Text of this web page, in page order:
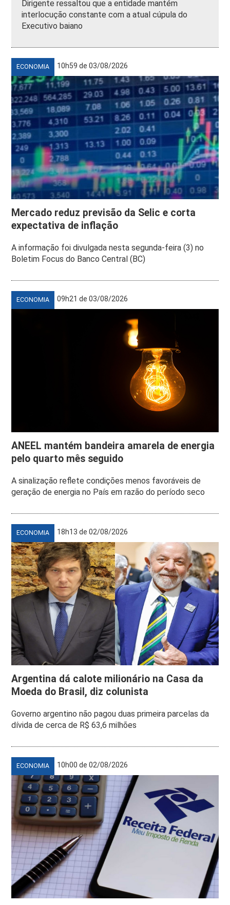
Dirigente ressaltou que a entidade mantém
interlocução constante com a atual cúpula do
Executivo baiano
ECONOMIA 10h59 de 03/08/2026
Mercado reduz previsão da Selic e corta
expectativa de inflação
A informação foi divulgada nesta segunda-feira (3) no
Boletim Focus do Banco Central (BC)
ECONOMIA 09h21 de 03/08/2026
ANEEL mantém bandeira amarela de energia
pelo quarto mês seguido
A sinalização reflete condições menos favoráveis de
geração de energia no País em razão do período seco
ECONOMIA 18h13 de 02/08/2026
Argentina dá calote milionário na Casa da
Moeda do Brasil, diz colunista
Governo argentino não pagou duas primeira parcelas da
dívida de cerca de R$ 63,6 milhões
ECONOMIA 10h00 de 02/08/2026